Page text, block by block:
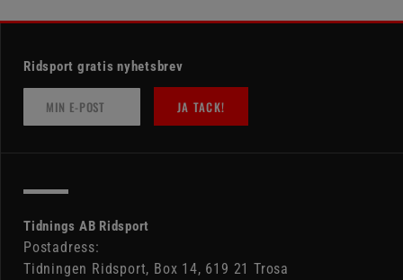
Ridsport gratis nyhetsbrev
JA TACK!
Tidnings AB Ridsport
Postadress:
Tidningen Ridsport, Box 14, 619 21 Trosa